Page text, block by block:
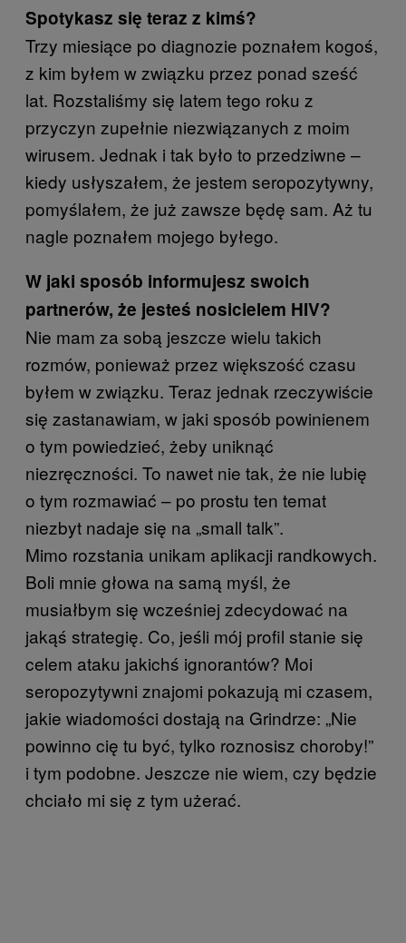
Spotykasz się teraz z kimś?
Trzy miesiące po diagnozie poznałem kogoś,
z kim byłem w związku przez ponad sześć
lat. Rozstaliśmy się latem tego roku z
przyczyn zupełnie niezwiązanych z moim
wirusem. Jednak i tak było to przedziwne –
kiedy usłyszałem, że jestem seropozytywny,
pomyślałem, że już zawsze będę sam. Aż tu
nagle poznałem mojego byłego.
W jaki sposób informujesz swoich
partnerów, że jesteś nosicielem HIV?
Nie mam za sobą jeszcze wielu takich
rozmów, ponieważ przez większość czasu
byłem w związku. Teraz jednak rzeczywiście
się zastanawiam, w jaki sposób powinienem
o tym powiedzieć, żeby uniknąć
niezręczności. To nawet nie tak, że nie lubię
o tym rozmawiać – po prostu ten temat
niezbyt nadaje się na „small talk”.
Mimo rozstania unikam aplikacji randkowych.
Boli mnie głowa na samą myśl, że
musiałbym się wcześniej zdecydować na
jakąś strategię. Co, jeśli mój profil stanie się
celem ataku jakichś ignorantów? Moi
seropozytywni znajomi pokazują mi czasem,
jakie wiadomości dostają na Grindrze: „Nie
powinno cię tu być, tylko roznosisz choroby!”
i tym podobne. Jeszcze nie wiem, czy będzie
chciało mi się z tym użerać.